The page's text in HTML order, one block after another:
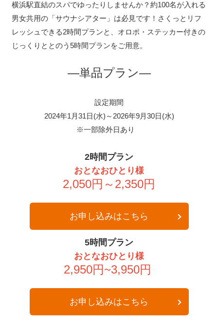
あたらしい“旅”のカタチ
穴場や注目スポットを事前にリサー
チ♪
ARCHIVES
過去に実施した観光コンテンツ
【販売終了】【大迫力】船上
から花火観覧！「清水みなと
【販売終了】【ご好評につき
復活！】あなただけの昭和レ
横浜駅直結のスパでゆったりしませんか？約100名が入れる
男女共用の「サウナシアター」は必見です！さくっとリフ
レッシュできる2時間プランと、オロポ・ステッカー付きの
じっくりととのう5時間プランをご用意。
―単品プラン―
設定期間
2024年1月31日(水)～2026年9月30日(水)
※一部除外日あり
2時間プラン
おとなおひとり様
2,050円～2,350円
お申し込みはこちら
5時間プラン
おとなおひとり様
2,950円~3,950円
お申し込みはこちら